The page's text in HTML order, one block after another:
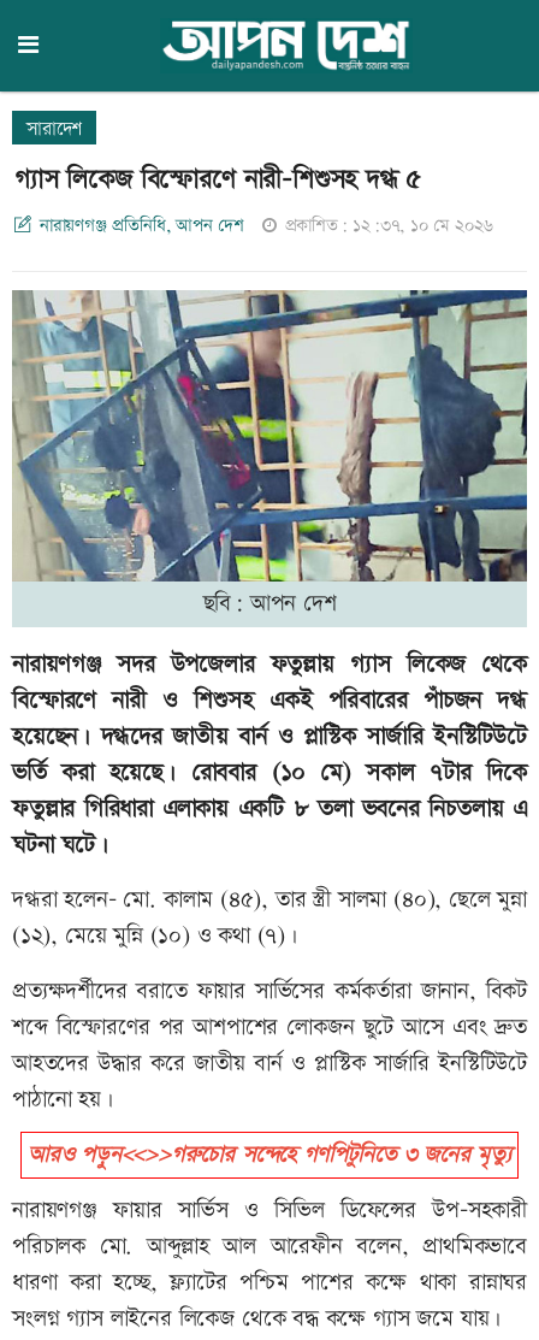
সারাদেশ
গ্যাস লিকেজ বিস্ফোরণে নারী-শিশুসহ দগ্ধ ৫
নারায়ণগঞ্জ প্রতিনিধি, আপন দেশ প্রকাশিত: ১২:৩৭, ১০ মে ২০২৬
ছবি: আপন দেশ
নারায়ণগঞ্জ সদর উপজেলার ফতুল্লায় গ্যাস লিকেজ থেকে
বিস্ফোরণে নারী ও শিশুসহ একই পরিবারের পাঁচজন দগ্ধ
হয়েছেন। দগ্ধদের জাতীয় বার্ন ও প্লাস্টিক সার্জারি ইনস্টিটিউটে
ভর্তি করা হয়েছে। রোববার (১০ মে) সকাল ৭টার দিকে
ফতুল্লার গিরিধারা এলাকায় একটি ৮ তলা ভবনের নিচতলায় এ
ঘটনা ঘটে।
দগ্ধরা হলেন- মো. কালাম (৪৫), তার স্ত্রী সালমা (৪০), ছেলে মুন্না
(১২), মেয়ে মুন্নি (১০) ও কথা (৭)।
প্রত্যক্ষদর্শীদের বরাতে ফায়ার সার্ভিসের কর্মকর্তারা জানান, বিকট
শব্দে বিস্ফোরণের পর আশপাশের লোকজন ছুটে আসে এবং দ্রুত
আহতদের উদ্ধার করে জাতীয় বার্ন ও প্লাস্টিক সার্জারি ইনস্টিটিউটে
পাঠানো হয়।
আরও পড়ুন<<>>গরুচোর সন্দেহে গণপিটুনিতে ৩ জনের মৃত্যু
নারায়ণগঞ্জ ফায়ার সার্ভিস ও সিভিল ডিফেন্সের উপ-সহকারী
পরিচালক মো. আব্দুল্লাহ আল আরেফীন বলেন, প্রাথমিকভাবে
ধারণা করা হচ্ছে, ফ্ল্যাটের পশ্চিম পাশের কক্ষে থাকা রান্নাঘর
সংলগ্ন গ্যাস লাইনের লিকেজ থেকে বদ্ধ কক্ষে গ্যাস জমে যায়।